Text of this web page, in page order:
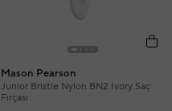
Mason Pearson
Junior Bristle Nylon BN2 Ivory Saç
Fırçası